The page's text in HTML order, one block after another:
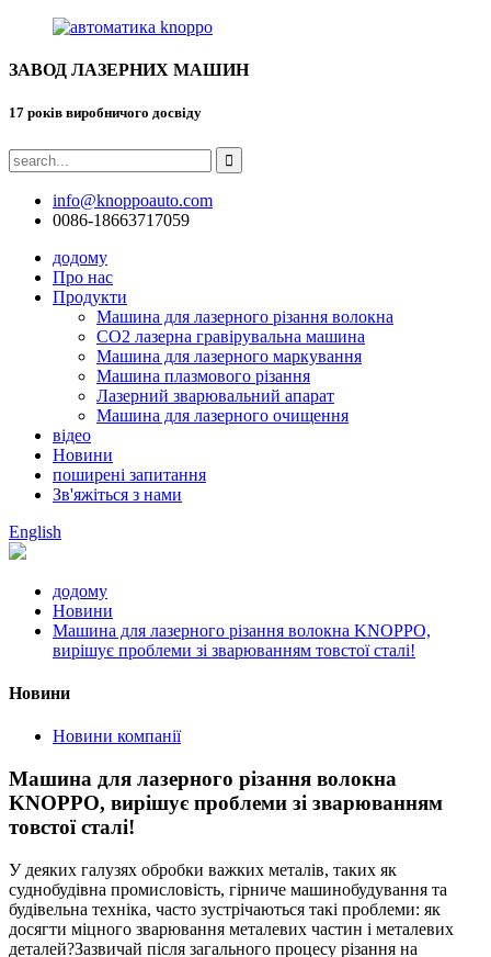
ЗАВОД ЛАЗЕРНИХ МАШИН
17 років виробничого досвіду
info@knoppoauto.com
0086-18663717059
додому
Про нас
Продукти
Машина для лазерного різання волокна
CO2 лазерна гравірувальна машина
Машина для лазерного маркування
Машина плазмового різання
Лазерний зварювальний апарат
Машина для лазерного очищення
відео
Новини
поширені запитання
Зв'яжіться з нами
English
додому
Новини
Машина для лазерного різання волокна KNOPPO,
вирішує проблеми зі зварюванням товстої сталі!
Новини
Новини компанії
Машина для лазерного різання волокна
KNOPPO, вирішує проблеми зі зварюванням
товстої сталі!
У деяких галузях обробки важких металів, таких як
суднобудівна промисловість, гірниче машинобудування та
будівельна техніка, часто зустрічаються такі проблеми: як
досягти міцного зварювання металевих частин і металевих
деталей?Зазвичай після загального процесу різання на